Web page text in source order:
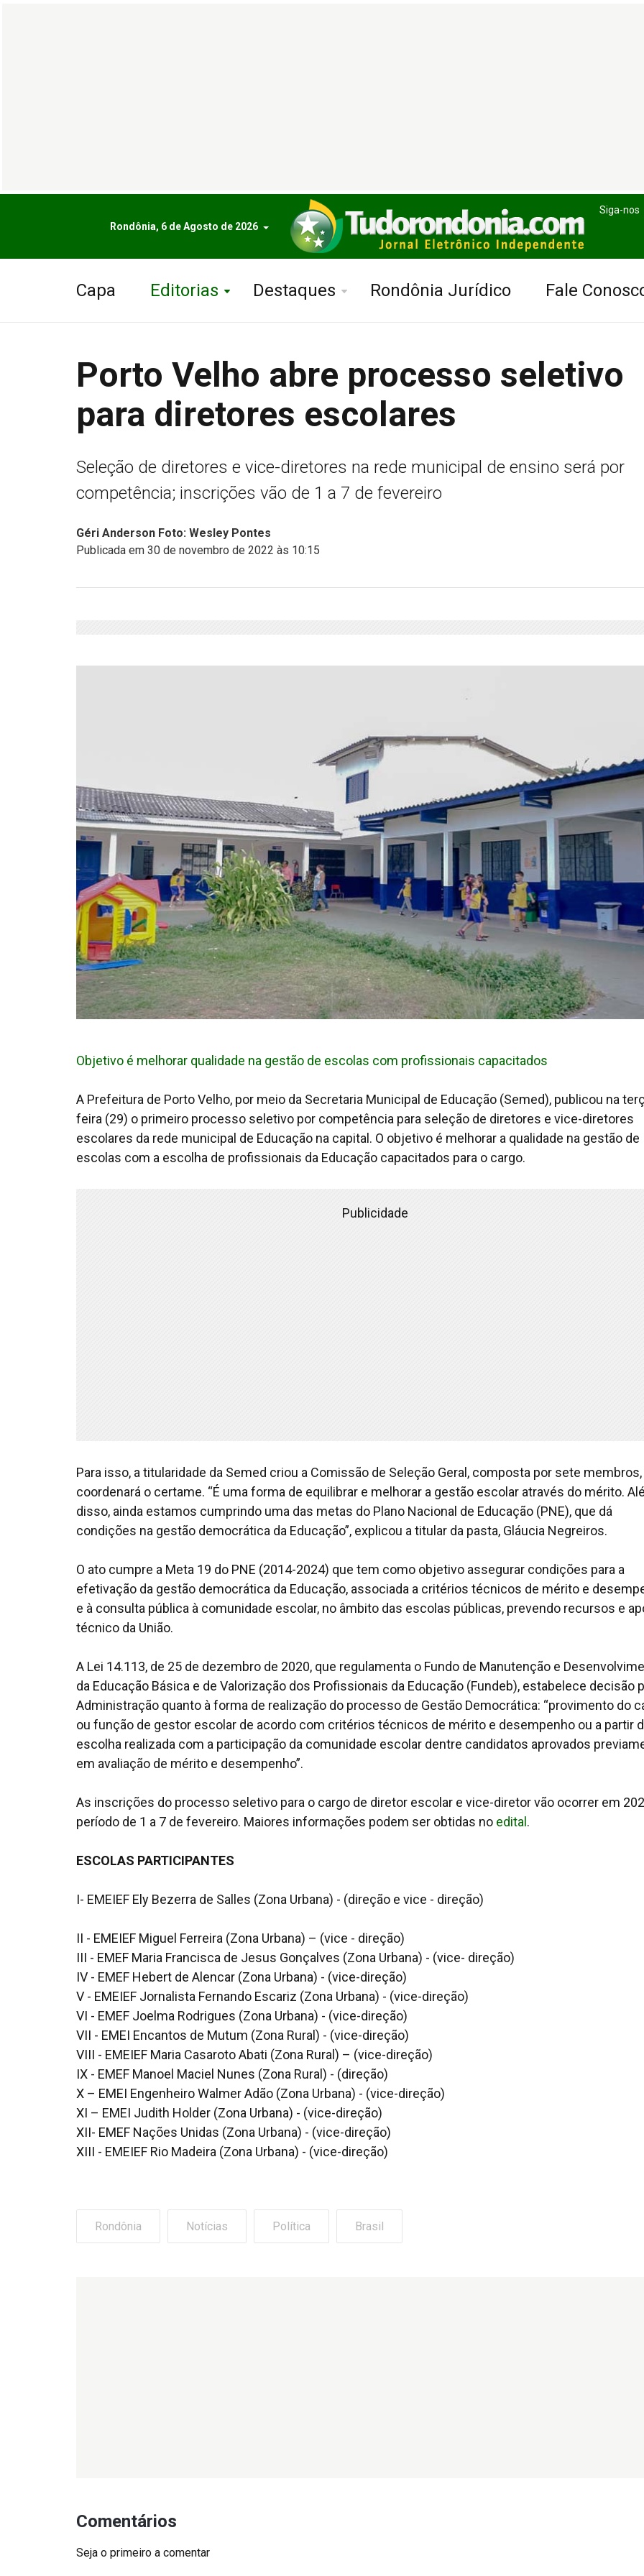
Rondônia, 6 de Agosto de 2026
Siga-nos
Capa Editorias Destaques Rondônia Jurídico Fale
Porto Velho abre processo seletivo
para diretores escolares
Seleção de diretores e vice-diretores na rede municipal de ensino será por
competência; inscrições vão de 1 a 7 de fevereiro
Géri Anderson Foto: Wesley Pontes
Publicada em 30 de novembro de 2022 às 10:15
Objetivo é melhorar qualidade na gestão de escolas com profissionais capacitados
A Prefeitura de Porto Velho, por meio da Secretaria Municipal de Educação (Semed), publicou na
feira (29) o primeiro processo seletivo por competência para seleção de diretores e vice-diretores
escolares da rede municipal de Educação na capital. O objetivo é melhorar a qualidade na gestão de
escolas com a escolha de profissionais da Educação capacitados para o cargo.
Publicidade
Para isso, a titularidade da Semed criou a Comissão de Seleção Geral, composta por sete
coordenará o certame. “É uma forma de equilibrar e melhorar a gestão escolar através do mérito.
disso, ainda estamos cumprindo uma das metas do Plano Nacional de Educação (PNE), que dá
condições na gestão democrática da Educação”, explicou a titular da pasta, Gláucia Negreiros.
O ato cumpre a Meta 19 do PNE (2014-2024) que tem como objetivo assegurar condições para a
efetivação da gestão democrática da Educação, associada a critérios técnicos de mérito e
e à consulta pública à comunidade escolar, no âmbito das escolas públicas, prevendo recursos e
técnico da União.
A Lei 14.113, de 25 de dezembro de 2020, que regulamenta o Fundo de Manutenção e
da Educação Básica e de Valorização dos Profissionais da Educação (Fundeb), estabelece decisão
Administração quanto à forma de realização do processo de Gestão Democrática: “provimento do
ou função de gestor escolar de acordo com critérios técnicos de mérito e desempenho ou a partir
escolha realizada com a participação da comunidade escolar dentre candidatos aprovados
em avaliação de mérito e desempenho”.
As inscrições do processo seletivo para o cargo de diretor escolar e vice-diretor vão ocorrer em
período de 1 a 7 de fevereiro. Maiores informações podem ser obtidas no edital .
ESCOLAS PARTICIPANTES
I- EMEIEF Ely Bezerra de Salles (Zona Urbana) - (direção e vice - direção)
II - EMEIEF Miguel Ferreira (Zona Urbana) – (vice - direção)
III - EMEF Maria Francisca de Jesus Gonçalves (Zona Urbana) - (vice- direção)
IV - EMEF Hebert de Alencar (Zona Urbana) - (vice-direção)
V - EMEIEF Jornalista Fernando Escariz (Zona Urbana) - (vice-direção)
VI - EMEF Joelma Rodrigues (Zona Urbana) - (vice-direção)
VII - EMEI Encantos de Mutum (Zona Rural) - (vice-direção)
VIII - EMEIEF Maria Casaroto Abati (Zona Rural) – (vice-direção)
IX - EMEF Manoel Maciel Nunes (Zona Rural) - (direção)
X – EMEI Engenheiro Walmer Adão (Zona Urbana) - (vice-direção)
XI – EMEI Judith Holder (Zona Urbana) - (vice-direção)
XII- EMEF Nações Unidas (Zona Urbana) - (vice-direção)
XIII - EMEIEF Rio Madeira (Zona Urbana) - (vice-direção)
Rondônia Notícias Política Brasil
Comentários
Seja o primeiro a comentar